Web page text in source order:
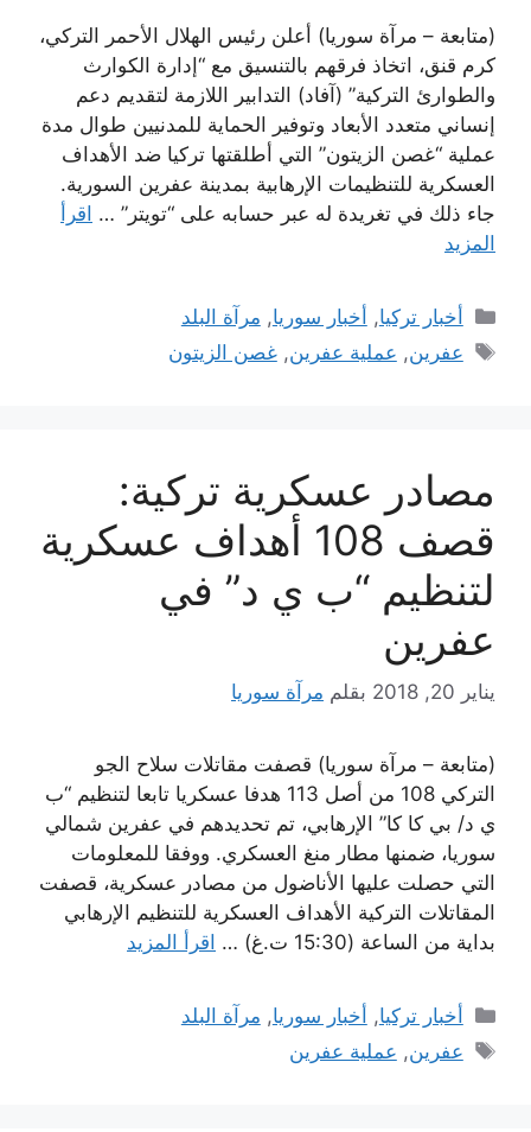
(متابعة – مرآة سوريا) أعلن رئيس الهلال الأحمر التركي،
كرم قنق، اتخاذ فرقهم بالتنسيق مع “إدارة الكوارث
والطوارئ التركية” (آفاد) التدابير اللازمة لتقديم دعم
إنساني متعدد الأبعاد وتوفير الحماية للمدنيين طوال مدة
عملية “غصن الزيتون” التي أطلقتها تركيا ضد الأهداف
العسكرية للتنظيمات الإرهابية بمدينة عفرين السورية.
جاء ذلك في تغريدة له عبر حسابه على “تويتر” … اقرأ
المزيد
التصنيفات
أخبار تركيا, أخبار سوريا, مرآة البلد
الوسوم
عفرين, عملية عفرين,غصن الزيتون
مصادر عسكرية تركية:
قصف 108 أهداف عسكرية
لتنظيم “ب ي د” في
عفرين
يناير 20, 2018 بقلم مرآة سوريا
(متابعة – مرآة سوريا) قصفت مقاتلات سلاح الجو
التركي 108 من أصل 113 هدفا عسكريا تابعا لتنظيم “ب
ي د/ بي كا كا” الإرهابي، تم تحديدهم في عفرين شمالي
سوريا، ضمنها مطار منغ العسكري. ووفقا للمعلومات
التي حصلت عليها الأناضول من مصادر عسكرية، قصفت
المقاتلات التركية الأهداف العسكرية للتنظيم الإرهابي
بداية من الساعة (15:30 ت.غ) …
اقرأ المزيد
التصنيفات
أخبار تركيا, أخبار سوريا, مرآة البلد
الوسوم
عفرين, عملية عفرين